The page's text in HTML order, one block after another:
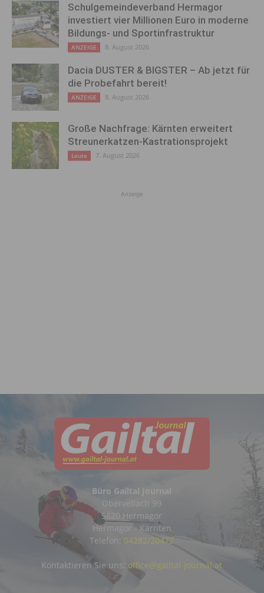
Schulgemeindeverband Hermagor
investiert vier Millionen Euro in moderne
Bildungs- und Sportinfrastruktur
ANZEIGE 8. August 2026
Dacia DUSTER & BIGSTER – Ab jetzt für
die Probefahrt bereit!
ANZEIGE 8. August 2026
Große Nachfrage: Kärnten erweitert
Streunerkatzen-Kastrationsprojekt
Leute 7. August 2026
Anzeige
Büro Gailtal Journal
Obervellach 99
9620 Hermagor
Hermagor - Kärnten
Telefon: 04282/20472
Kontaktieren Sie uns: office@gailtal-journal.at